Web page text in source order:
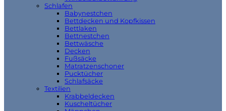
Schlafen
Babynestchen
Bettdecken und Kopfkissen
Bettlaken
Bettnestchen
Bettwäsche
Decken
Fußsäcke
Matratzenschoner
Pucktücher
Schlafsäcke
Textilien
Krabbeldecken
Kuscheltücher